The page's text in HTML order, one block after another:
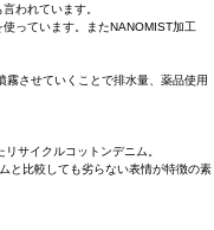
われています。
っています。またNANOMIST加工
させていくことで排水量、薬品使用
サイクルコットンデニム。
と比較しても劣らない表情が特徴の素